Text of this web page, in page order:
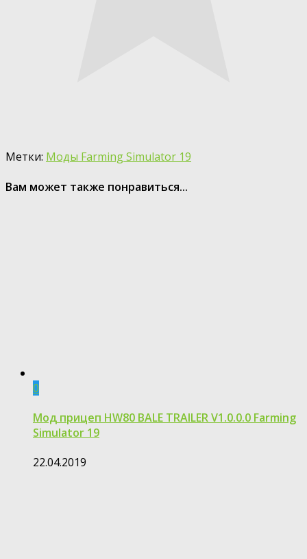
Метки: Моды Farming Simulator 19
Вам может также понравиться...
0
Мод прицеп HW80 BALE TRAILER V1.0.0.0 Farming
Simulator 19
22.04.2019